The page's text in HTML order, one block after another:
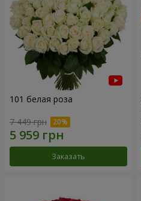
101 белая роза
7 449 грн
Заказать